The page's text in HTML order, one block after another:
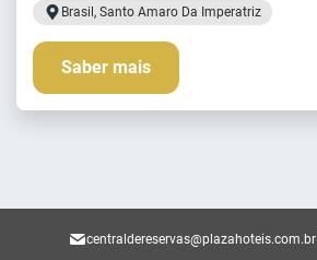
Brasil, Santo Amaro Da Imperatriz
Saber mais
centraldereservas@plazahoteis.com.br